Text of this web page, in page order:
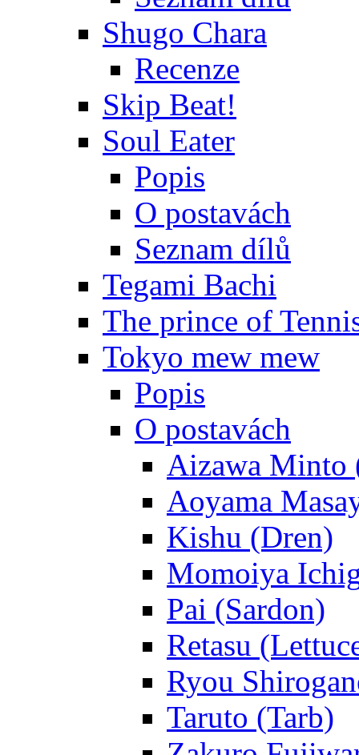
Shugo Chara
Recenze
Skip Beat!
Soul Eater
Popis
O postavách
Seznam dílů
Tegami Bachi
The prince of
Tokyo mew mew
Popis
O postavách
Aizawa Minto
Aoyama
Kishu (Dren)
Momoiya
Pai (Sardon)
Retasu
Ryou
Taruto (Tarb)